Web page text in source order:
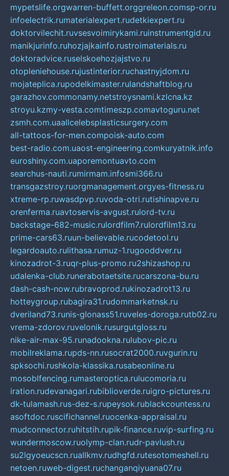
mypetslife.orgwarren-buffett.orggreleon.comsp-or.ru
infoelectrik.rumaterialexpert.rudetkiexpert.ru
doktorvilechit.ruvsesvoimirykami.ruinstrumentgid.ru
manikjurinfo.ruhozjajkainfo.rustroimaterials.ru
doktoradvice.ruselskoehozjajstvo.ru
otopleniehouse.rujustinterior.ruchastnyjdom.ru
mojateplica.rupodelkimaster.rulandshaftblog.ru
garazhov.commonamy.netstroysnami.kzlcna.kz
stroyu.kzmy-vesta.comtimeszp.comavtoguru.net
zsmh.com.uaallcelebsplasticsurgery.com
all-tattoos-for-men.compoisk-auto.com
best-radio.com.uaost-engineering.comkuryatnik.info
euroshiny.com.uaporemontuavto.com
searchus-nauti.rumirmam.infosmi366.ru
transgazstroy.ruorgmanagement.orgyes-fitness.ru
xtreme-rp.ruwasdpvp.ruvoda-otri.rutishinapve.ru
orenferma.ruavtoservis-avgust.rulord-tv.ru
backstage-682-music.rulordfilm7.rulordfilm13.ru
prime-cars63.ruun-believable.rucodetool.ru
legardoauto.rulithasa.rumuz-1.rugooddver.ru
kinozadrot-3.ruqr-plus-promo.ru2shizashop.ru
udalenka-club.runerabotaetsite.rucarszona-bu.ru
dash-cash-now.rubravoprod.rukinozadrot13.ru
hotteygroup.rubagira31.rudommarketnsk.ru
dveriland73.runis-glonass51.ruveles-doroga.rutb02.ru
vrema-zdorov.ruvelonik.rusurgutgloss.ru
nike-air-max-95.runadookna.rulubov-pic.ru
mobilreklama.rupds-nn.rusocrat2000.ruvgurin.ru
spksochi.rushkola-klassika.rusabeonline.ru
mosoblfencing.rumasteroptica.rulucomoria.ru
iration.rudevanagari.rubiblioverde.ruigro-pictures.ru
dk-tulamash.rus-dez-s.rupeysok.rublackcountess.ru
asoftdoc.ruscifichannel.ruocenka-appraisal.ru
mudconnector.ruhitstih.rupik-finance.ruvip-surfing.ru
wundermoscow.ruolymp-clan.rudr-pavlush.ru
su2lgyoeucscn.ruallkmv.rudhgfd.rutesotomeshell.ru
netoen.ruweb-digest.ruchanganqiyuana07.ru